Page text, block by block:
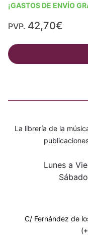
¡GASTOS DE ENVÍO
PVP. 42,70€
La librería de la
Lunes a
C/ Fernández de